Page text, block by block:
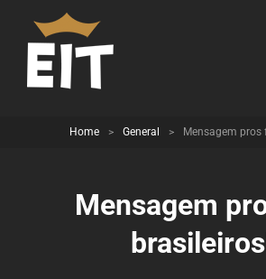
Home > General > Mensagem pros
Mensagem